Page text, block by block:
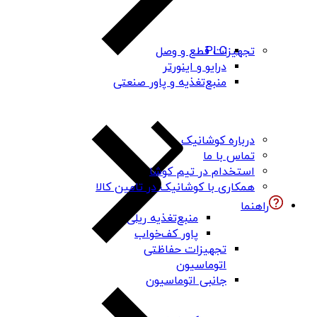
PLC
درایو و اینورتر
منبع‌تغذیه و پاور صنعتی
منبع‌تغذیه ریلی
پاور کف‌خواب
تجهیزات حفاظتی
اتوماسیون
جانبی اتوماسیون
تجهیزات قطع و وصل
درباره کوشانیک
تماس با ما
استخدام در تیم کوشا
همکاری با کوشانیک در تامین کالا
راهنما